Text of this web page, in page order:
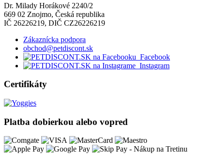
Dr. Milady Horákové 2240/2
669 02 Znojmo, Česká republika
IČ 26226219, DIČ CZ26226219
Zákaznícka podpora
obchod@petdiscont.sk
Facebook
Instagram
Certifikáty
Platba dobierkou alebo vopred